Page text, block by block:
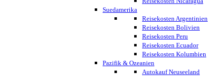
Suedamerika
Reisekosten Argentinien
Reisekosten Bolivien
Reisekosten Peru
Reisekosten Ecuador
Reisekosten Kolumbien
Pazifik & Ozeanien
Autokauf Neuseeland